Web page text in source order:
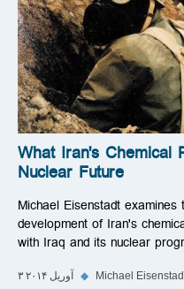
What Iran's Chemical
Nuclear Future
Michael Eisenstadt
development of Iran's
with Iraq and its nuclear
۳ آوریل ۲۰۱۴ ◆ Michael